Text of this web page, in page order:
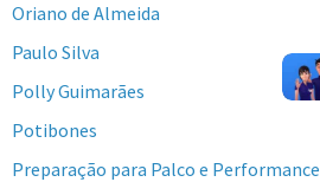
Oriano de Almeida
Paulo Silva
Polly Guimarães
Potibones
Preparação para Palco e Performance